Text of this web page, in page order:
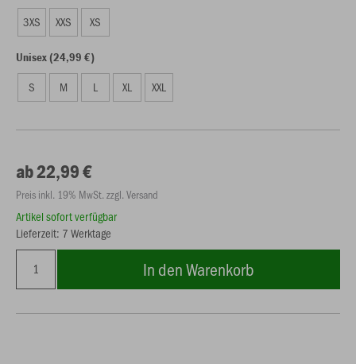
3XS XXS XS
Unisex (24,99 €)
S M L XL XXL
ab 22,99 €
Preis inkl. 19% MwSt. zzgl. Versand
Artikel sofort verfügbar
Lieferzeit: 7 Werktage
In den Warenkorb